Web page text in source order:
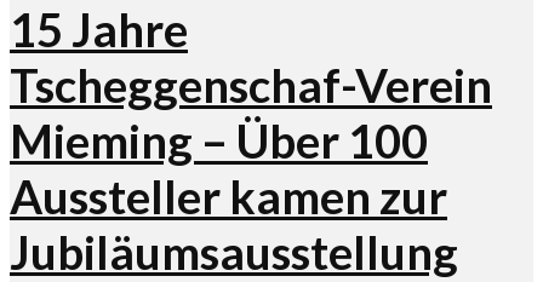
15 Jahre
Tscheggenschaf-Verein
Mieming – Über 100
Aussteller kamen zur
Jubiläumsausstellung